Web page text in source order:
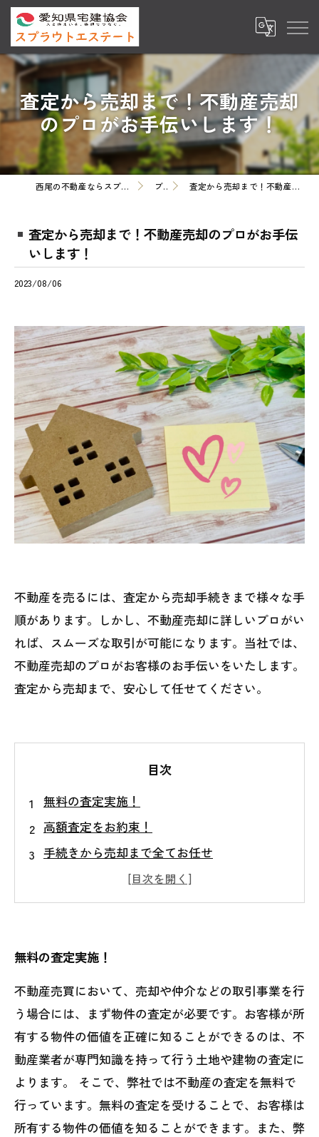
査定から売却まで！不動産売却
のプロがお手伝いします！
西尾の不動産ならスプラウトエステート株式会社 ブログ 査定から売却まで！不動産売却のプロがお手伝いします！
査定から売却まで！不動産売却のプロがお手伝
いします！
2023/08/06
不動産を売るには、査定から売却手続きまで様々な手
順があります。しかし、不動産売却に詳しいプロがい
れば、スムーズな取引が可能になります。当社では、
不動産売却のプロがお客様のお手伝いをいたします。
査定から売却まで、安心して任せてください。
目次
無料の査定実施！
高額査定をお約束！
手続きから売却まで全てお任せ
迅速な対応で早期売却を実現
悩んでいる方へのアドバイスもお任せくださ
無料の査定実施！
不動産売買において、売却や仲介などの取引事業を行
う場合には、まず物件の査定が必要です。お客様が所
有する物件の価値を正確に知ることができるのは、不
動産業者が専門知識を持って行う土地や建物の査定に
よります。 そこで、弊社では不動産の査定を無料で
行っています。無料の査定を受けることで、お客様は
所有する物件の価値を知ることができます。また、弊